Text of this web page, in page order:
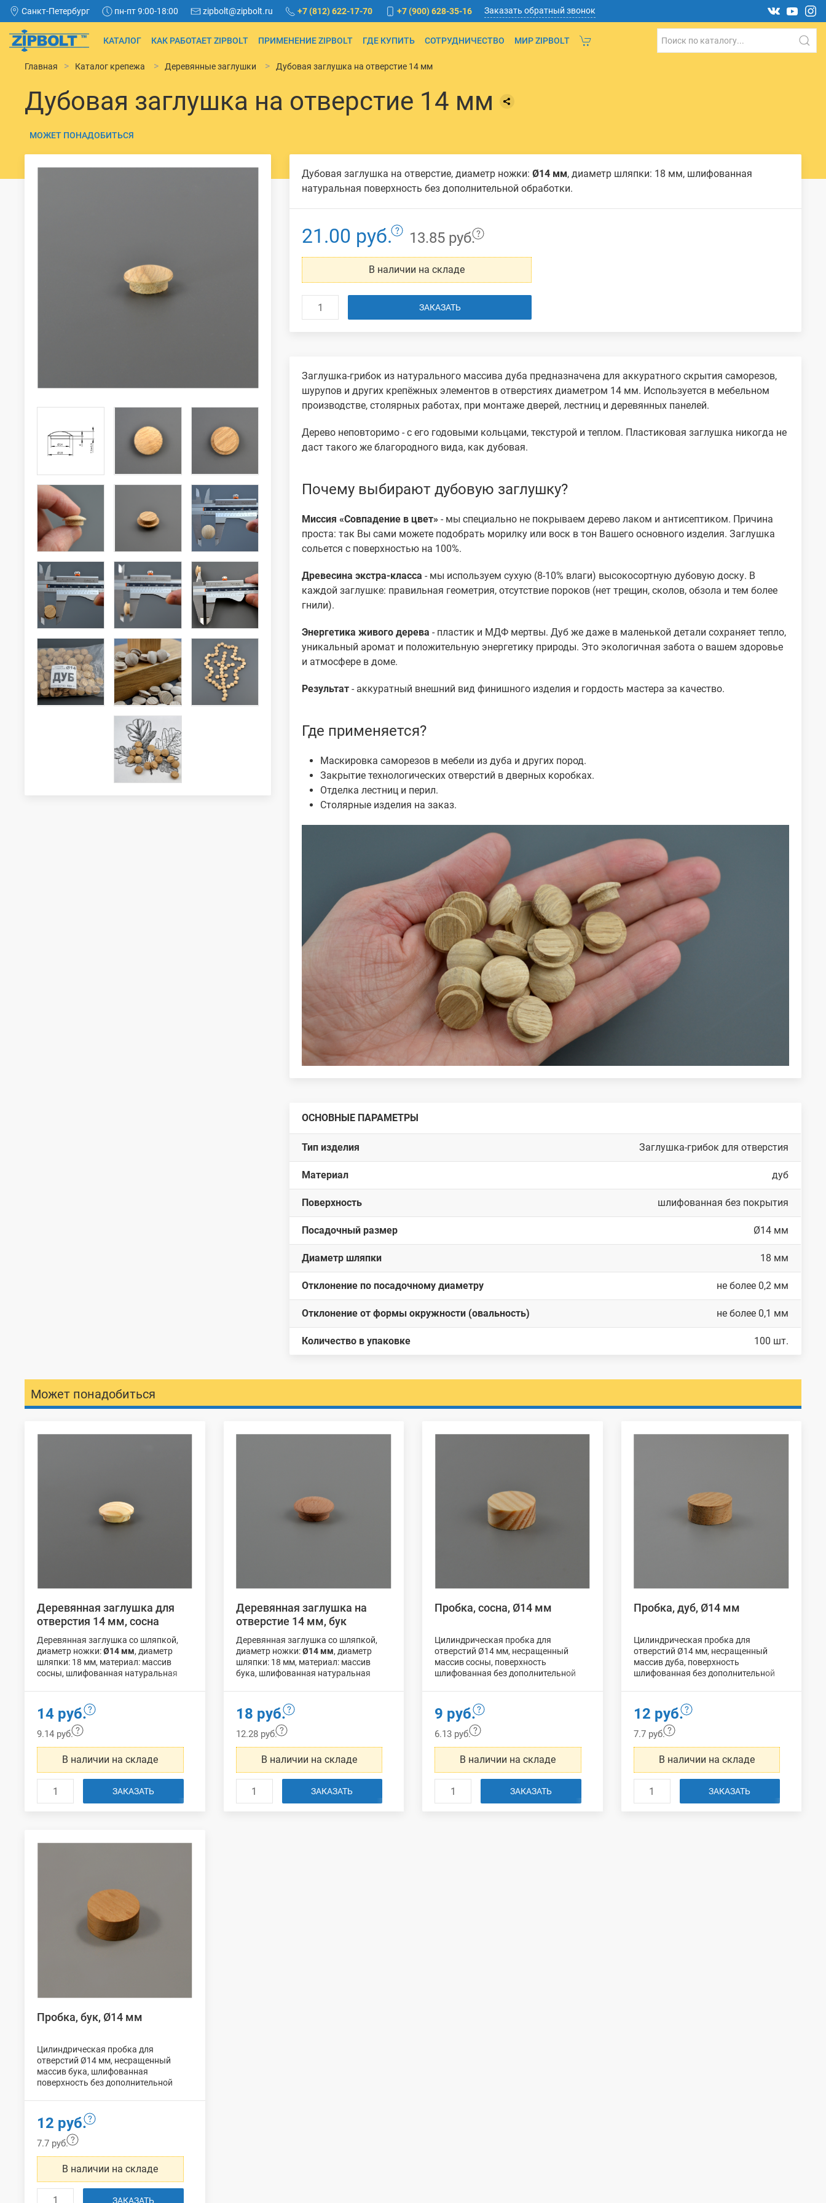
Санкт-Петербург пн-пт 9:00-18:00 zipbolt@zipbolt.ru +7 (812) 622-17-70 +7 (900) 628-35-16 Заказать обратный звонок
КАТАЛОГ КАК РАБОТАЕТ ZIPBOLT ПРИМЕНЕНИЕ ZIPBOLT ГДЕ КУПИТЬ СОТРУДНИЧЕСТВО МИР ZIPBOLT
Главная Каталог крепежа Деревянные заглушки Дубовая заглушка на отверстие 14 мм
Дубовая заглушка на отверстие 14 мм
МОЖЕТ ПОНАДОБИТЬСЯ
Дубовая заглушка на отверстие, диаметр ножки:Ø14 мм, диаметр шляпки: 18 мм, шлифованная
натуральная поверхность без дополнительной обработки.
21.00 руб. 13.85 руб.
В наличии на складе
ЗАКАЗАТЬ
Заглушка-грибок из натурального массива дуба предназначена для аккуратного скрытия саморезов,
шурупов и других крепёжных элементов в отверстиях диаметром 14 мм. Используется в мебельном
производстве, столярных работах, при монтаже дверей, лестниц и деревянных панелей.
Дерево неповторимо - с его годовыми кольцами, текстурой и теплом. Пластиковая заглушка никогда не
даст такого же благородного вида, как дубовая.
Почему выбирают дубовую заглушку?
Миссия «Совпадение в цвет» - мы специально не покрываем дерево лаком и антисептиком. Причина
проста: так Вы сами можете подобрать морилку или воск в тон Вашего основного изделия. Заглушка
сольется с поверхностью на 100%.
Древесина экстра-класса - мы используем сухую (8-10% влаги) высокосортную дубовую доску. В
каждой заглушке: правильная геометрия, отсутствие пороков (нет трещин, сколов, обзола и тем более
гнили).
Энергетика живого дерева - пластик и МДФ мертвы. Дуб же даже в маленькой детали сохраняет тепло,
уникальный аромат и положительную энергетику природы. Это экологичная забота о вашем здоровье
и атмосфере в доме.
Результат - аккуратный внешний вид финишного изделия и гордость мастера за качество.
Где применяется?
Маскировка саморезов в мебели из дуба и других пород.
Закрытие технологических отверстий в дверных коробках.
Отделка лестниц и перил.
Столярные изделия на заказ.
ОСНОВНЫЕ ПАРАМЕТРЫ
Тип изделия Заглушка-грибок для отверстия
Материал дуб
Поверхность шлифованная без покрытия
Посадочный размер Ø14 мм
Диаметр шляпки 18 мм
Отклонение по посадочному диаметру не более 0,2 мм
Отклонение от формы окружности (овальность) не более 0,1 мм
Количество в упаковке 100 шт.
Может понадобиться
Деревянная заглушка для
отверстия 14 мм, сосна
Деревянная заглушка со шляпкой,
диаметр ножки:Ø14 мм, диаметр
шляпки: 18 мм, материал: массив
сосны, шлифованная натуральная
14 руб.
9.14 руб.
В наличии на складе
ЗАКАЗАТЬ
Деревянная заглушка на
отверстие 14 мм, бук
Деревянная заглушка со шляпкой,
диаметр ножки:Ø14 мм, диаметр
шляпки: 18 мм, материал: массив
бука, шлифованная натуральная
18 руб.
12.28 руб.
В наличии на складе
ЗАКАЗАТЬ
Пробка, сосна, Ø14 мм
Цилиндрическая пробка для
отверстий Ø14 мм, несращенный
массив сосны, поверхность
шлифованная без дополнительной
9 руб.
6.13 руб.
В наличии на складе
ЗАКАЗАТЬ
Пробка, дуб, Ø14 мм
Цилиндрическая пробка для
отверстий Ø14 мм, несращенный
массив дуба, поверхность
шлифованная без дополнительной
12 руб.
7.7 руб.
В наличии на складе
ЗАКАЗАТЬ
Пробка, бук, Ø14 мм
Цилиндрическая пробка для
отверстий Ø14 мм, несращенный
массив бука, шлифованная
поверхность без дополнительной
12 руб.
7.7 руб.
В наличии на складе
ЗАКАЗАТЬ